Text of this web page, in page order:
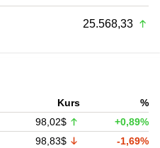
25.568,33
Kurs
%
98,02$
+0,89%
98,83$
-1,69%